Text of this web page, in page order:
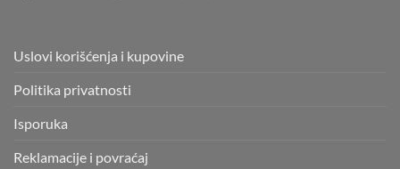
Uslovi korišćenja i kupovine
Politika privatnosti
Isporuka
Reklamacije i povraćaj